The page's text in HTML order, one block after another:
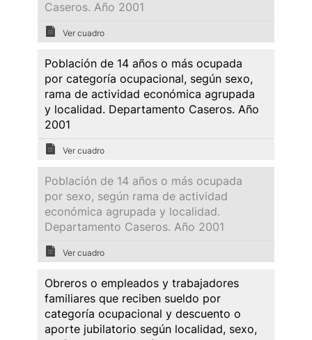
Caseros. Año 2001
Ver cuadro
Población de 14 años o más ocupada
por categoría ocupacional, según sexo,
rama de actividad económica agrupada
y localidad. Departamento Caseros. Año
2001
Ver cuadro
Población de 14 años o más ocupada
por sexo, según rama de actividad
económica agrupada y localidad.
Departamento Caseros. Año 2001
Ver cuadro
Obreros o empleados y trabajadores
familiares que reciben sueldo por
categoría ocupacional y descuento o
aporte jubilatorio según localidad, sexo,